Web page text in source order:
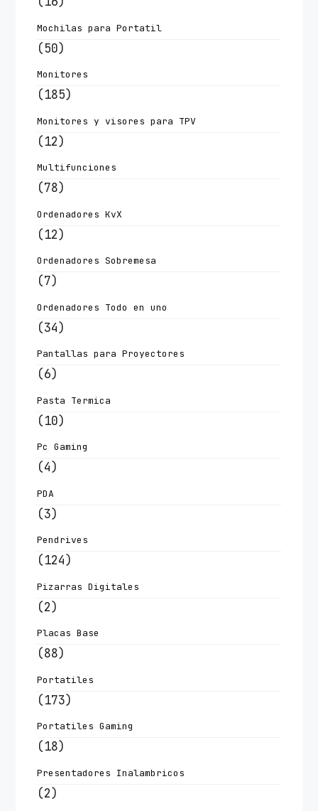
Mochilas para Portatil
(50)
Monitores
(185)
Monitores y visores para TPV
(12)
Multifunciones
(78)
Ordenadores KvX
(12)
Ordenadores Sobremesa
(7)
Ordenadores Todo en uno
(34)
Pantallas para Proyectores
(6)
Pasta Termica
(10)
Pc Gaming
(4)
PDA
(3)
Pendrives
(124)
Pizarras Digitales
(2)
Placas Base
(88)
Portatiles
(173)
Portatiles Gaming
(18)
Presentadores Inalambricos
(2)